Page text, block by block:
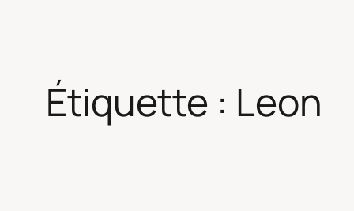
Étiquette : Leon